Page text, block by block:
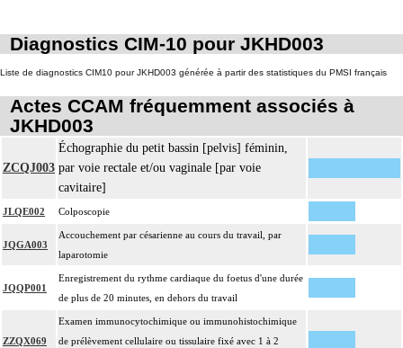
Diagnostics CIM-10 pour JKHD003
Liste de diagnostics CIM10 pour JKHD003 générée à partir des statistiques du PMSI français
Actes CCAM fréquemment associés à
JKHD003
ZCQJ003
Échographie du petit bassin [pelvis] féminin,
par voie rectale et/ou vaginale [par voie
cavitaire]
JLQE002 Colposcopie
JQGA003
Accouchement par césarienne au cours du travail, par
laparotomie
JQQP001
Enregistrement du rythme cardiaque du foetus d'une durée
de plus de 20 minutes, en dehors du travail
ZZQX069
Examen immunocytochimique ou immunohistochimique
de prélèvement cellulaire ou tissulaire fixé avec 1 à 2